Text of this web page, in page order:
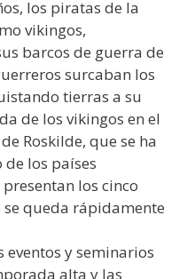
los piratas de la
vikingos,
barcos de guerra de
surcaban los
tierras a su
de los vikingos en el
Roskilde, que se ha
los países
los cinco
queda rápidamente
eventos y seminarios
alta y las